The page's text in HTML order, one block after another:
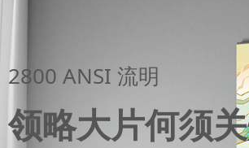
2800 ANSI 流明
领略大片何须